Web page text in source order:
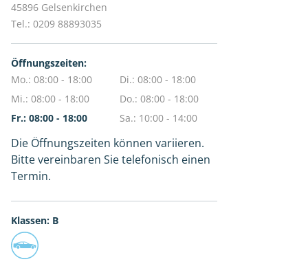
45896 Gelsenkirchen
Tel.: 0209 88893035
Öffnungszeiten:
Mo.: 08:00 - 18:00
Di.: 08:00 - 18:00
Mi.: 08:00 - 18:00
Do.: 08:00 - 18:00
Fr.: 08:00 - 18:00
Sa.: 10:00 - 14:00
Die Öffnungszeiten können variieren.
Bitte vereinbaren Sie telefonisch einen
Termin.
Klassen: B